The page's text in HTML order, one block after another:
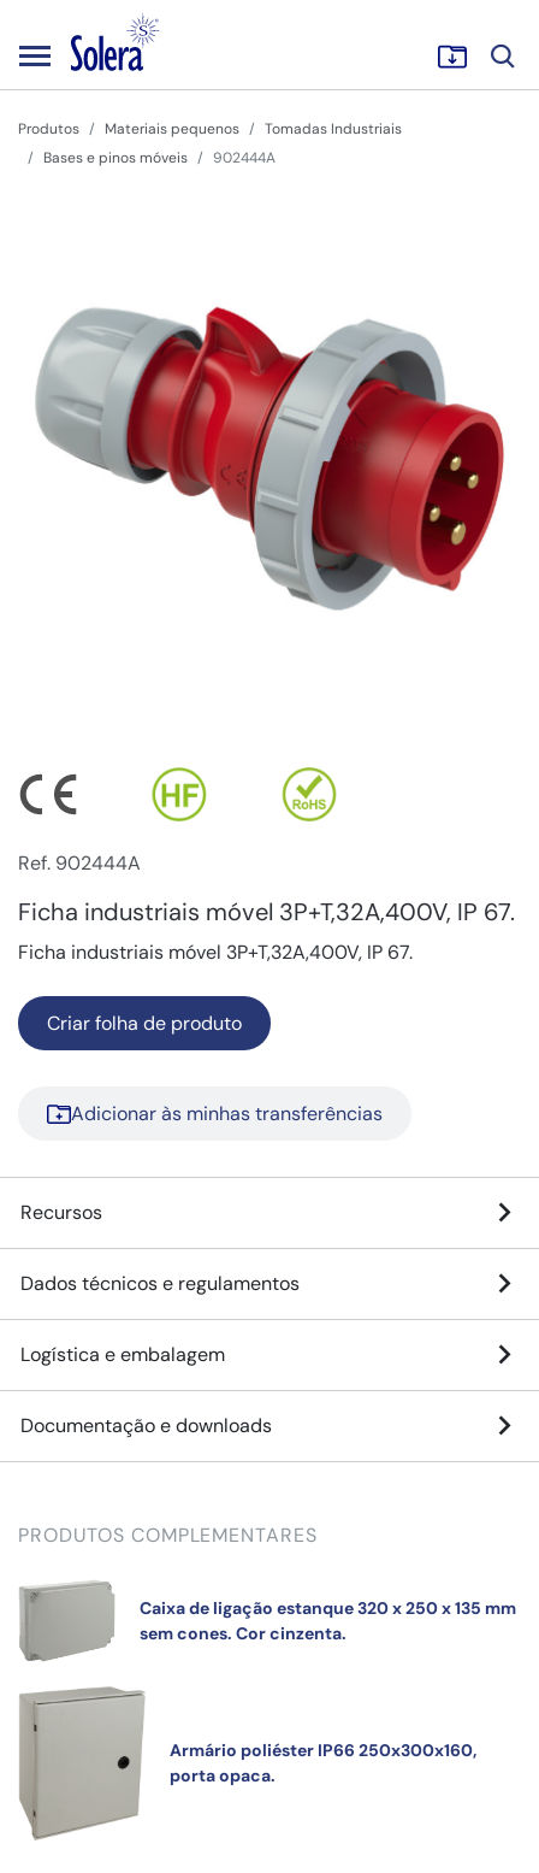
Produtos Materiais pequenos
Tomadas Industriais
Bases e pinos móveis
902444A
Ref. 902444A
Ficha industriais móvel 3P+T,32A,400V, IP 67.
Ficha industriais móvel 3P+T,32A,400V, IP 67.
Criar folha de produto
Adicionar às minhas transferências
Recursos
Dados técnicos e regulamentos
Logística e embalagem
Documentação e downloads
PRODUTOS COMPLEMENTARES
Caixa de ligação estanque 320 x 250 x 135 mm
sem cones. Cor cinzenta.
Armário poliéster IP66 250x300x160,
porta opaca.